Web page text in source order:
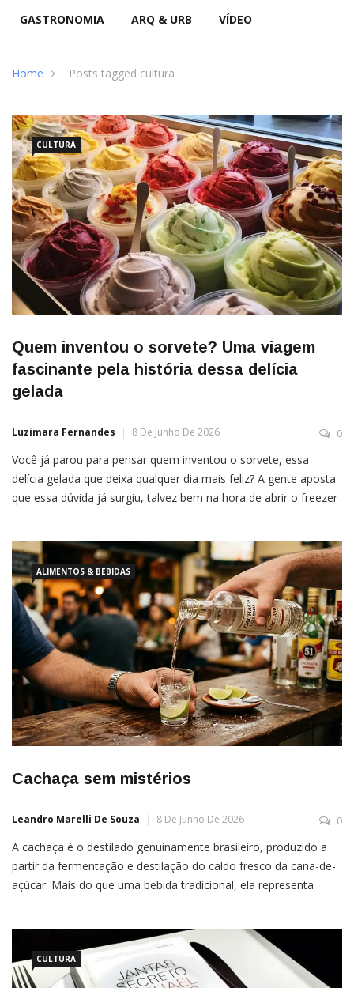
GASTRONOMIA ARQ & URB VÍDEO
Home Posts tagged cultura
CULTURA
Quem inventou o sorvete? Uma viagem
fascinante pela história dessa delícia
gelada
Luzimara Fernandes 8 De Junho De 2026 0
Você já parou para pensar quem inventou o sorvete, essa
delícia gelada que deixa qualquer dia mais feliz? A gente aposta
que essa dúvida já surgiu, talvez bem na hora de abrir o freezer
ALIMENTOS & BEBIDAS
Cachaça sem mistérios
Leandro Marelli De Souza 8 De Junho De 2026 0
A cachaça é o destilado genuinamente brasileiro, produzido a
partir da fermentação e destilação do caldo fresco da cana-de-
açúcar. Mais do que uma bebida tradicional, ela representa
mercado nacional e internacional.O processo de produção
começa com […]
CULTURA